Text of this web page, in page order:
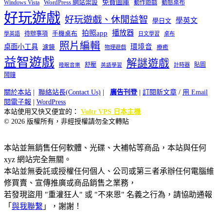
Windows Vista WordPress 網站架設 免費圖庫 動作遊戲 動態桌布
好玩遊戲 好玩遊戲、休閒益智 學日文 學英文
學英語 待辦事項 手機桌布 拍照app 播放器 日文學習 桌布
桌面小工具 濾鏡 照片編輯 物理遊戲 環境音 療癒
益智遊戲 睡眠音樂 舒壓 英語學習 解謎遊戲 計時器
貼圖
鬧鐘
關於本站 聯絡站長(Contact Us) 廣告刊登| 訂閱新文章 / 用 Email
閱電子報
WordPress
本站使用又快又便宜的： Vultr VPS 日本主機
© 2026 版權所有，非經授權請勿全文轉貼
本站並無銷售任何軟體、光碟、大補帖等商品，本站與任何
xyz 網站完全無關。
本站並無委託或授權任何個人、公司或第三者承辦任何電腦維
修買賣、宣傳推廣或商品銷售之業務，
若發現盜用 "重灌狂人" 或 "不來恩" 名義之行為，請協助通報
「 與我聯繫 」，謝謝！